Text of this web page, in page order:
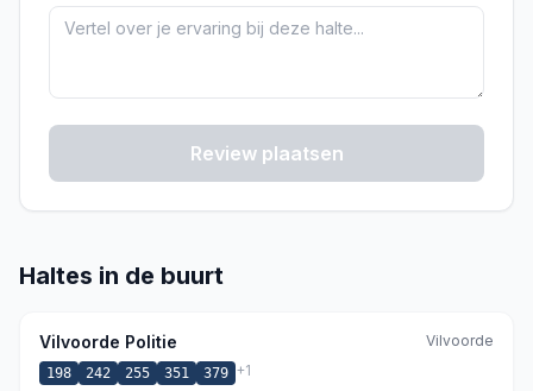
Review plaatsen
Haltes in de buurt
Vilvoorde Politie Vilvoorde
198 242 255 351 379 +1